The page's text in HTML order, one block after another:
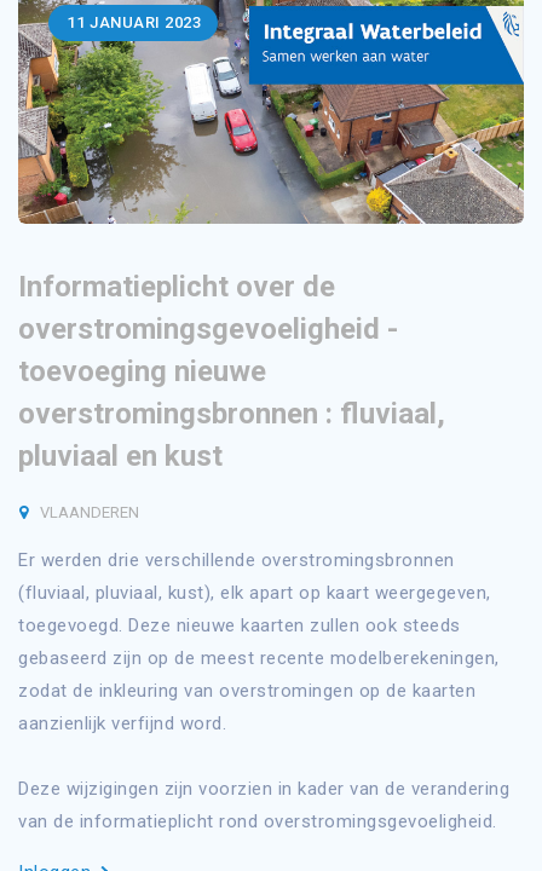
11 JANUARI 2023
Informatieplicht over de
overstromingsgevoeligheid -
toevoeging nieuwe
overstromingsbronnen : fluviaal,
pluviaal en kust
VLAANDEREN
Er werden drie verschillende overstromingsbronnen
(fluviaal, pluviaal, kust), elk apart op kaart weergegeven,
toegevoegd. Deze nieuwe kaarten zullen ook steeds
gebaseerd zijn op de meest recente modelberekeningen,
zodat de inkleuring van overstromingen op de kaarten
aanzienlijk verfijnd word.
Deze wijzigingen zijn voorzien in kader van de verandering
van de informatieplicht rond overstromingsgevoeligheid.